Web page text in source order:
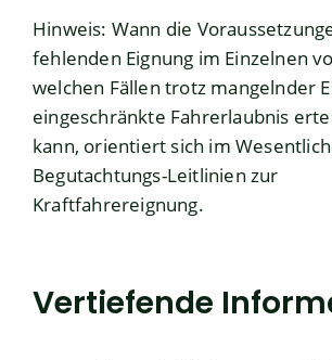
Hinweis: Wann die
fehlenden Eignung im Einzelnen
welchen Fällen trotz mangelnder
eingeschränkte Fahrerlaubnis
kann, orientiert sich im
Begutachtungs-Leitlinien zur
Kraftfahrereignung.
Vertiefende